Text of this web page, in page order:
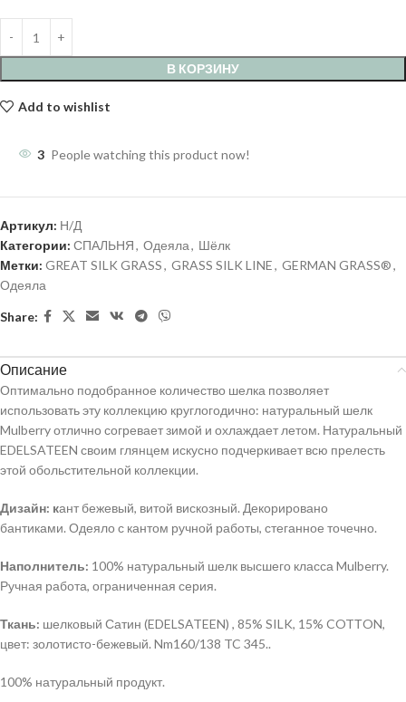
В КОРЗИНУ
Add to wishlist
3 People watching this product now!
Артикул: Н/Д
Категории: СПАЛЬНЯ, Одеяла, Шёлк
Метки: GREAT SILK GRASS, GRASS SILK LINE, GERMAN GRASS®,
Одеяла
Share:
Описание
Оптимально подобранное количество шелка позволяет
использовать эту коллекцию круглогодично: натуральный шелк
Mulberry отлично согревает зимой и охлаждает летом. Натуральный
EDELSATEEN своим глянцем искусно подчеркивает всю прелесть
этой обольстительной коллекции.
Дизайн: кант бежевый, витой вискозный. Декорировано
бантиками. Одеяло с кантом ручной работы, стеганное точечно.
Наполнитель: 100% натуральный шелк высшего класса Mulberry.
Ручная работа, ограниченная серия.
Ткань: шелковый Сатин (EDELSATEEN) , 85% SILK, 15% COTТON,
цвет: золотисто-бежевый. Nm160/138 TC 345..
100% натуральный продукт.